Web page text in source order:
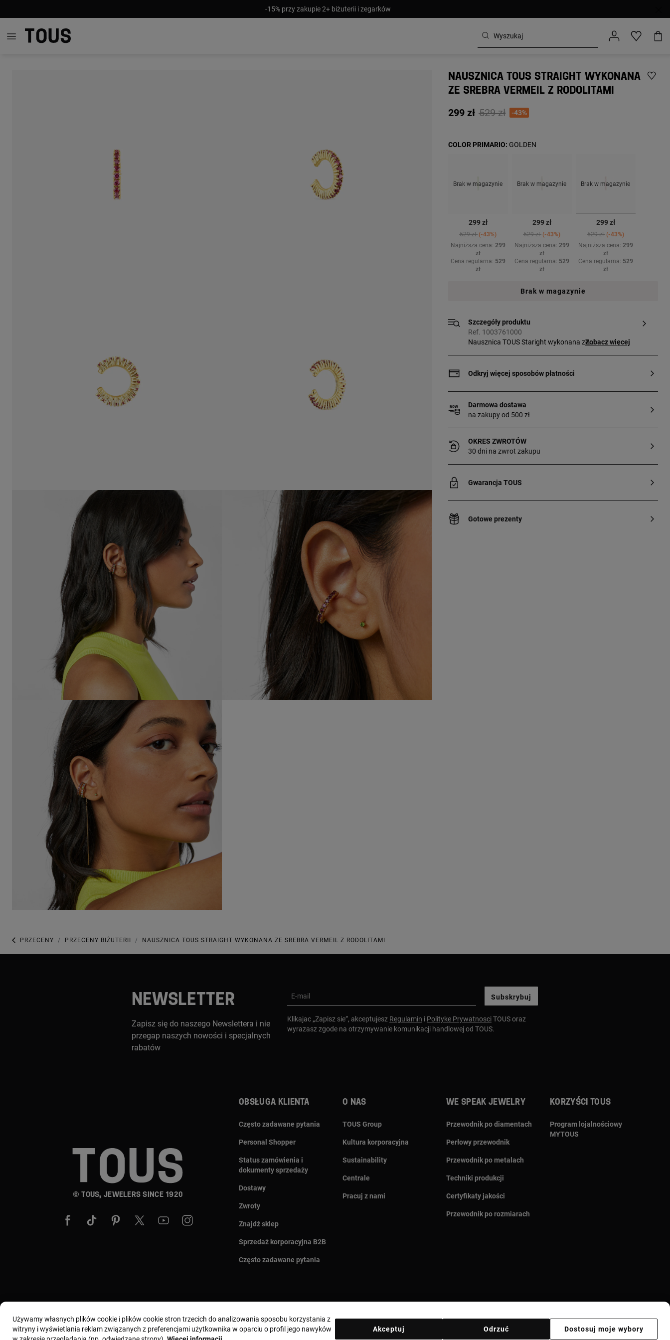
-15% przy zakupie 2+ biżuterii i zegarków
NAUSZNICA TOUS STRAIGHT WYKONANA
ZE SREBRA VERMEIL Z RODOLITAMI
299 zł Price reduced from
529 złto-43%
Brak w magazynie
299 zł
Price reduced from
529 złto-43%
Najniższa cena: 299
zł
Cena regularna: 529
zł
Brak w magazynie
299 zł
Price reduced from
529 złto-43%
Najniższa cena: 299
zł
Cena regularna: 529
zł
Brak w magazynie
wybrane
299 zł
Price reduced from
529 złto-43%
Najniższa cena: 299
zł
Cena regularna: 529
zł
COLOR PRIMARIO: GOLDEN
Brak w magazynie
Szczegóły produktu
Ref. 1003761000
Nausznica TOUS Staright wykonana zeZobacz więcej
Odkryj więcej sposobów płatności
Darmowa dostawa
na zakupy od 500 zł
OKRES ZWROTÓW
30 dni na zwrot zakupu
Gwarancja TOUS
Gotowe prezenty
PRZECENY PRZECENY BIŻUTERII NAUSZNICA TOUS STRAIGHT WYKONANA ZE SREBRA VERMEIL Z RODOLITAMI
NEWSLETTER
Zapisz się do naszego Newslettera i nie
przegap naszych nowości i specjalnych
rabatów
E-mail Subskrybuj
Klikajac „Zapisz sie”, akceptujesz Regulamin i Polityke PrywatnosciTOUS oraz
wyrazasz zgode na otrzymywanie komunikacji handlowej od TOUS.
© TOUS, JEWELERS SINCE 1920
Obsługa klienta
Często zadawane pytania
Personal Shopper
Status zamówienia i
dokumenty sprzedaży
Dostawy
Zwroty
Znajdź sklep
Sprzedaż korporacyjna B2B
Często zadawane pytania
O nas
TOUS Group
Kultura korporacyjna
Sustainability
Centrale
Pracuj z nami
We speak jewelry
Przewodnik po diamentach
Perłowy przewodnik
Przewodnik po metalach
Techniki produkcji
Certyfikaty jakości
Przewodnik po rozmiarach
Korzyści TOUS
Program lojalnościowy
MYTOUS
Wybierz kraj i walutę:
Używamy własnych plików cookie i plików cookie stron trzecich do analizowania sposobu korzystania z
witryny i wyświetlania reklam związanych z preferencjami użytkownika w oparciu o profil jego nawyków
Dostosuj moje wybory
Odrzuć
Akceptuj